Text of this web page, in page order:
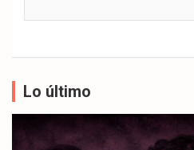
Lo último